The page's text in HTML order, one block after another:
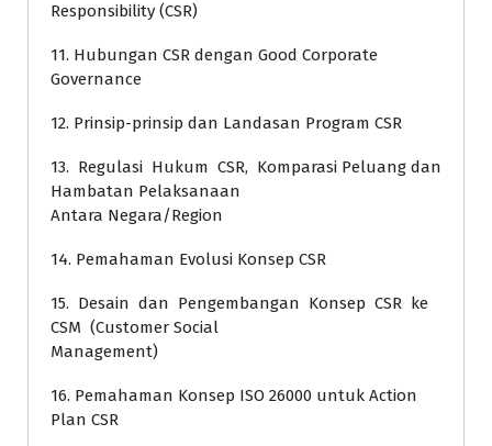
Responsibility (CSR)
11. Hubungan CSR dengan Good Corporate
Governance
12. Prinsip-prinsip dan Landasan Program CSR
13. Regulasi Hukum CSR, Komparasi Peluang dan
Hambatan Pelaksanaan
Antara Negara/Region
14. Pemahaman Evolusi Konsep CSR
15. Desain dan Pengembangan Konsep CSR ke
CSM (Customer Social
Management)
16. Pemahaman Konsep ISO 26000 untuk Action
Plan CSR